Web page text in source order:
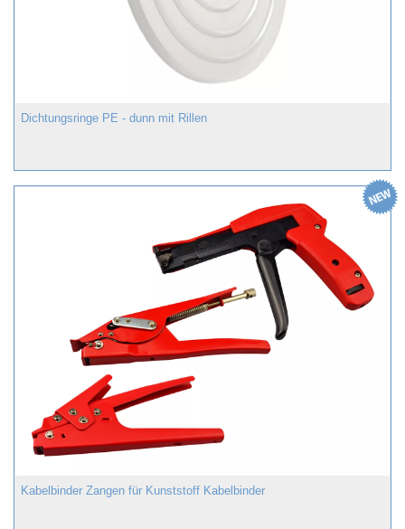
Dichtungsringe PE - dunn mit Rillen
Kabelbinder Zangen für Kunststoff Kabelbinder